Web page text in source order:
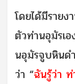
โดยได้มีราย
ตัวท่านอุมัรเ
นอุมัรจูบหินด
ว่า “ฉันรู้ว่า